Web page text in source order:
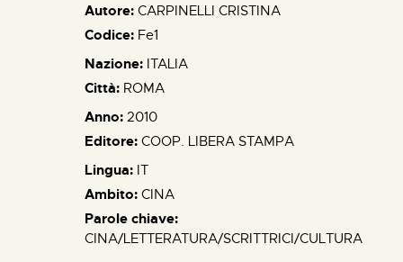
Autore: CARPINELLI CRISTINA
Codice: Fe1
Nazione: ITALIA
Città: ROMA
Anno: 2010
Editore: COOP. LIBERA STAMPA
Lingua: IT
Ambito: CINA
Parole chiave:
CINA/LETTERATURA/SCRITTRICI/CULTURA